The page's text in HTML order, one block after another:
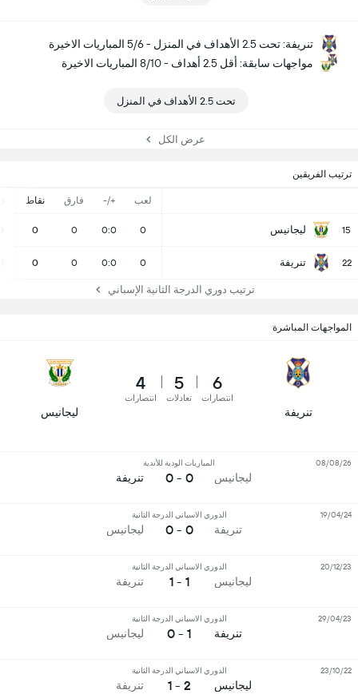
تنريفة: تحت 2.5 الأهداف في المنزل - 5/6 المباريات الاخيرة
مواجهات سابقة: أقل 2.5 أهداف - 8/10 المباريات الاخيرة
تحت 2.5 الأهداف في المنزل
عرض الكل
ترتيب الفريقين
لعب +/- فارق نقاط
15 ليجانيس 0
0:0
0
0
22 تنريفة 0
0:0
0
0
ترتيب دوري الدرجة الثانية الإسباني
المواجهات المباشرة
تنريفة
6
انتصارات
5
تعادلات
4
انتصارات
ليجانيس
ليجانيس
المباريات الودية للأندية
0 - 0 تنريفة
08/08/26
تنريفة
الدوري الاسباني الدرجة الثانية
0 - 0 ليجانيس
19/04/24
ليجانيس
الدوري الاسباني الدرجة الثانية
1 - 1 تنريفة
20/12/23
تنريفة
الدوري الاسباني الدرجة الثانية
1 - 0 ليجانيس
29/04/23
ليجانيس
الدوري الاسباني الدرجة الثانية
2 - 1 تنريفة
23/10/22